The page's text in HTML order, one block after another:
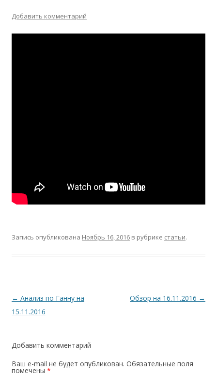
Добавить комментарий
Запись опубликована Ноябрь 16, 2016 в рубрике статьи.
Навигация
по
← Анализ по Ганну на
15.11.2016
Обзор на 16.11.2016 →
Добавить комментарий
Ваш e-mail не будет опубликован. Обязательные поля
помечены *